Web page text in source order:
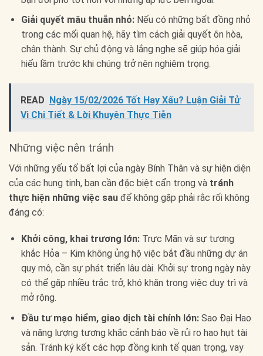
Giải quyết mâu thuẫn nhỏ:Nếu có những bất đồng nhỏ
trong các mối quan hệ, hãy tìm cách giải quyết ôn hòa,
chân thành. Sự chủ động và lắng nghe sẽ giúp hóa giải
hiểu lầm trước khi chúng trở nên nghiêm trọng.
READ Ngày 15/02/2026 Tốt Hay Xấu? Luận Giải Tử
Vi Chi Tiết & Lời Khuyên Thực Tiễn
Những việc nên tránh
Với những yếu tố bất lợi của ngày Bính Thân và sự hiện diện
của các hung tinh, bạn cần đặc biệt cẩn trọng và tránh
thực hiện những việc sau để không gặp phải rắc rối không
đáng có:
Khởi công, khai trương lớn:Trực Mãn và sự tương
khắc Hỏa – Kim không ủng hộ việc bắt đầu những dự án
quy mô, cần sự phát triển lâu dài. Khởi sự trong ngày này
có thể gặp nhiều trắc trở, khó khăn trong việc duy trì và
mở rộng.
Đầu tư mạo hiểm, giao dịch tài chính lớn:Sao Đại Hao
và năng lượng tương khắc cảnh báo về rủi ro hao hụt tài
sản. Tránh ký kết các hợp đồng kinh tế quan trọng, vay